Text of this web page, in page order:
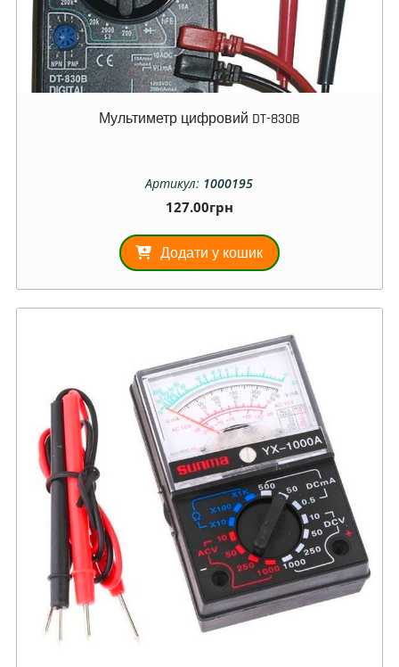
Мультиметр цифровий DT-830B
Артикул: 1000195
127.00грн
Додати у кошик